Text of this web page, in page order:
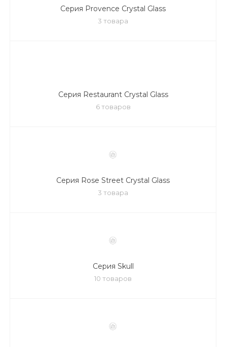
Серия Provence Crystal Glass
3 товара
Серия Restaurant Crystal Glass
6 товаров
Серия Rose Street Crystal Glass
3 товара
Серия Skull
10 товаров